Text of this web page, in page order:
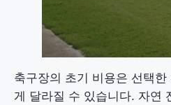
축구장의 초기 비용은 선택
게 달라질 수 있습니다. 자연